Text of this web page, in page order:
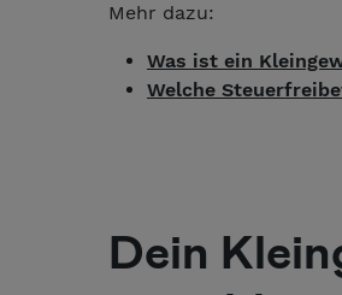
Mehr dazu:
Was ist ein
Welche
Dein